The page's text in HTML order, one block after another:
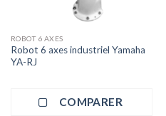
ROBOT 6 AXES
Robot 6 axes industriel Yamaha
YA-RJ
COMPARER